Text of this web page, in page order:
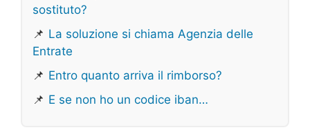
sostituto?
📌 La soluzione si chiama Agenzia delle
Entrate
📌 Entro quanto arriva il rimborso?
📌 E se non ho un codice iban…